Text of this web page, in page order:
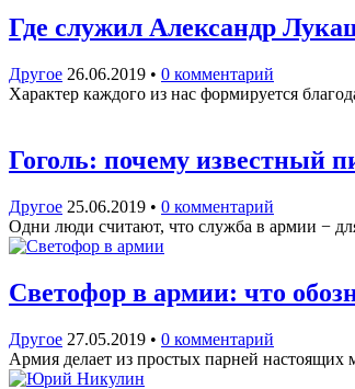
Где служил Александр
Другое 26.06.2019 • 0 комментарий
Характер каждого из нас формируется
Гоголь: почему известный
Другое 25.06.2019 • 0 комментарий
Одни люди считают, что служба в армии −
Светофор в армии: что
Другое 27.05.2019 • 0 комментарий
Армия делает из простых парней настоящих